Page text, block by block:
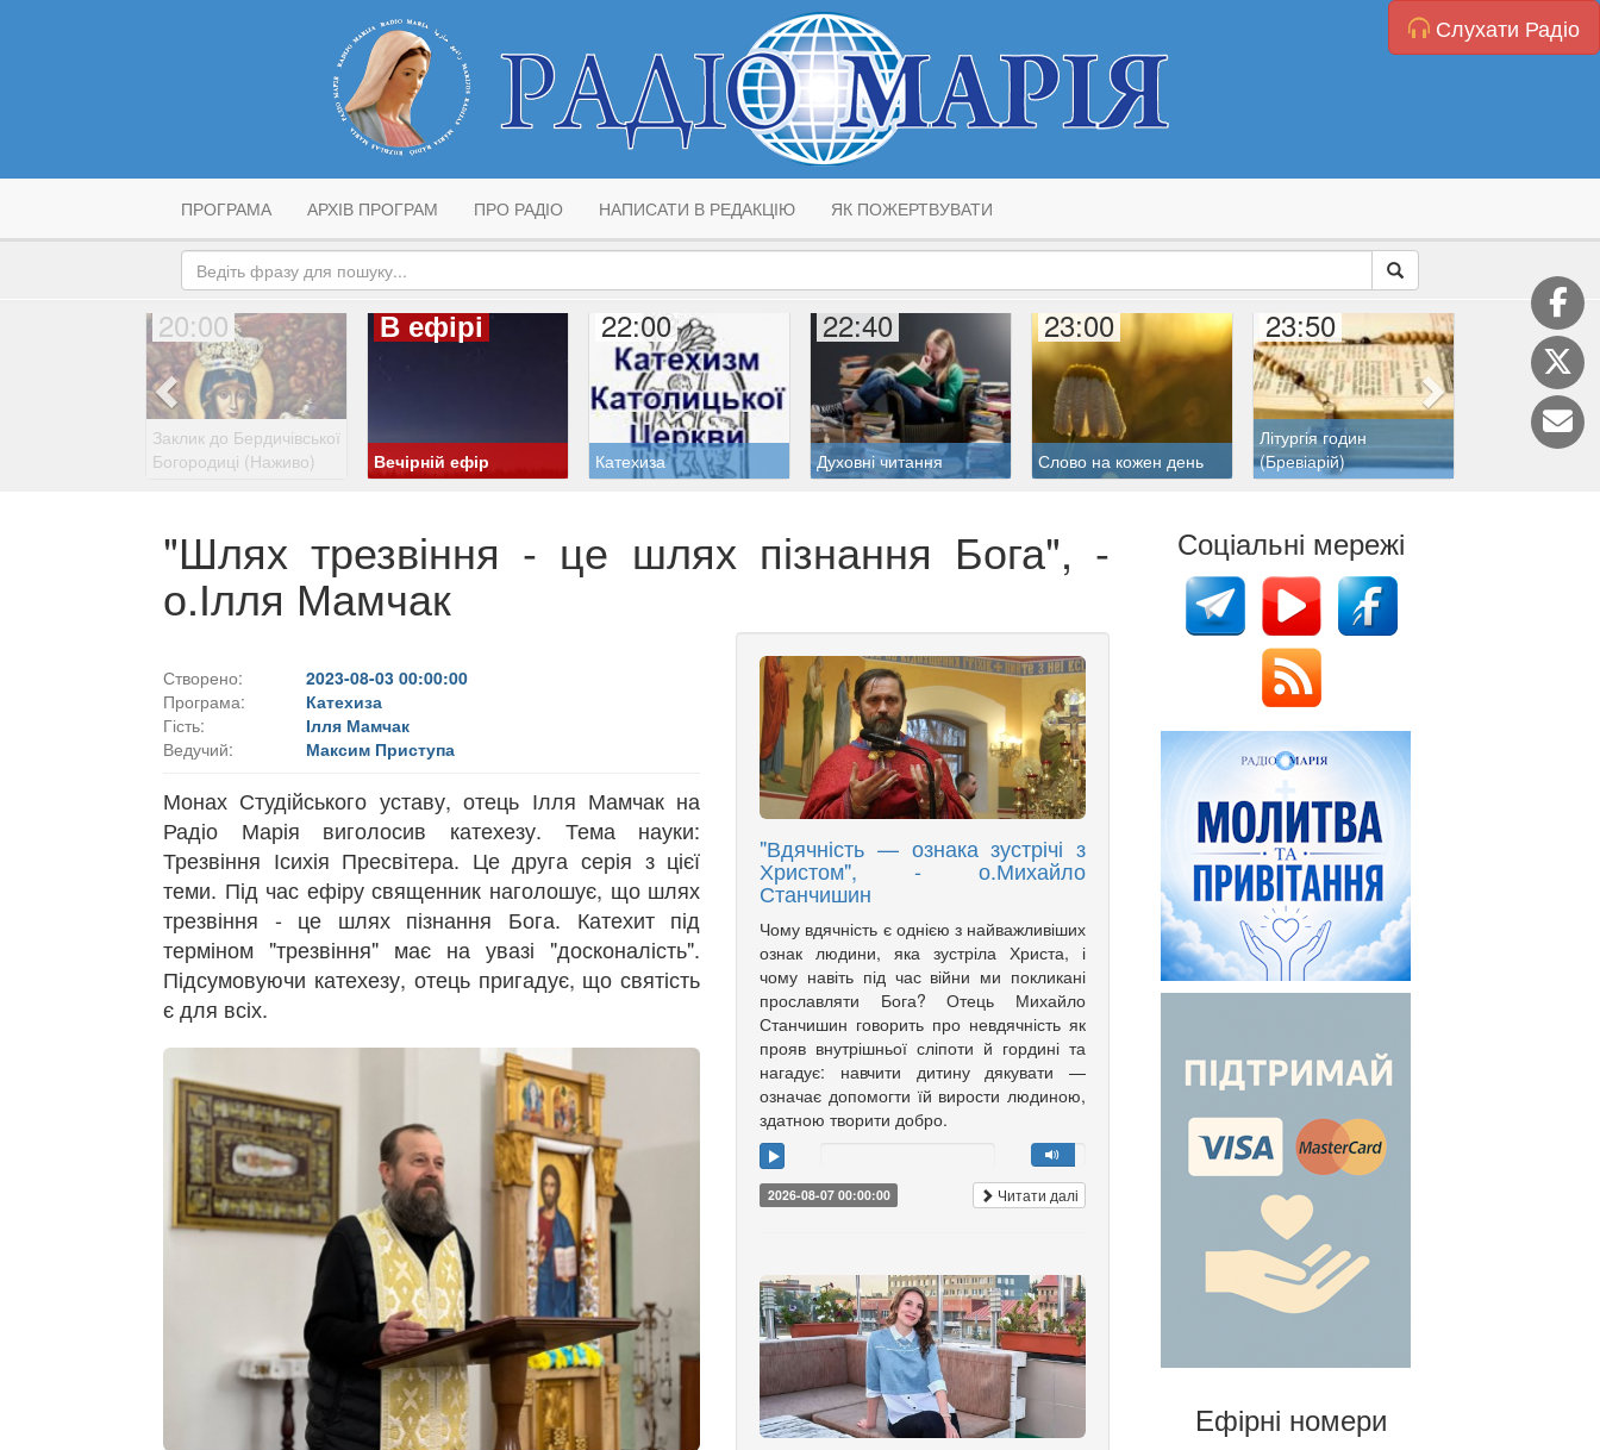
Слухати Радіо
ПРОГРАМА АРХІВ ПРОГРАМ ПРО РАДІО НАПИСАТИ В РЕДАКЦІЮ ЯК ПОЖЕРТВУВАТИ
20:00
Заклик до Бердичівської
Богородиці (Наживо)
В ефірі
Вечірній ефір
22:00
Катехиза
22:40
Духовні читання
23:00
Слово на кожен день
23:50
Літургія годин
(Бревіарій)
00:00
"Шлях трезвіння - це шлях пізнання Бога", -
о.Ілля Мамчак
Створено:
2023-08-03 00:00:00
Програма:
Катехиза
Гість:
Ілля Мамчак
Ведучий:
Максим Приступа
Монах Студійського уставу, отець Ілля Мамчак на
Радіо Марія виголосив катехезу. Тема науки:
Трезвіння Ісихія Пресвітера. Це друга серія з цієї
теми. Під час ефіру священник наголошує, що шлях
трезвіння - це шлях пізнання Бога. Катехит під
терміном "трезвіння" має на увазі "досконалість".
Підсумовуючи катехезу, отець пригадує, що святість
є для всіх.
"Вдячність — ознака зустрічі з
Христом", - о.Михайло
Станчишин
Чому вдячність є однією з найважливіших
ознак людини, яка зустріла Христа, і
чому навіть під час війни ми покликані
прославляти Бога? Отець Михайло
Станчишин говорить про невдячність як
прояв внутрішньої сліпоти й гордині та
нагадує: навчити дитину дякувати —
означає допомогти їй вирости людиною,
здатною творити добро.
2026-08-07 00:00:00 Читати далі
Соціальні мережі
Ефірні номери